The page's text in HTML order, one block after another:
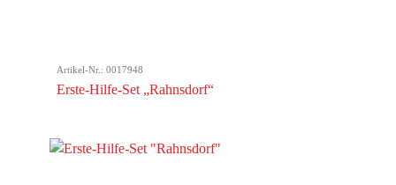
Artikel-Nr.: 0017948
Erste-Hilfe-Set „Rahnsdorf“